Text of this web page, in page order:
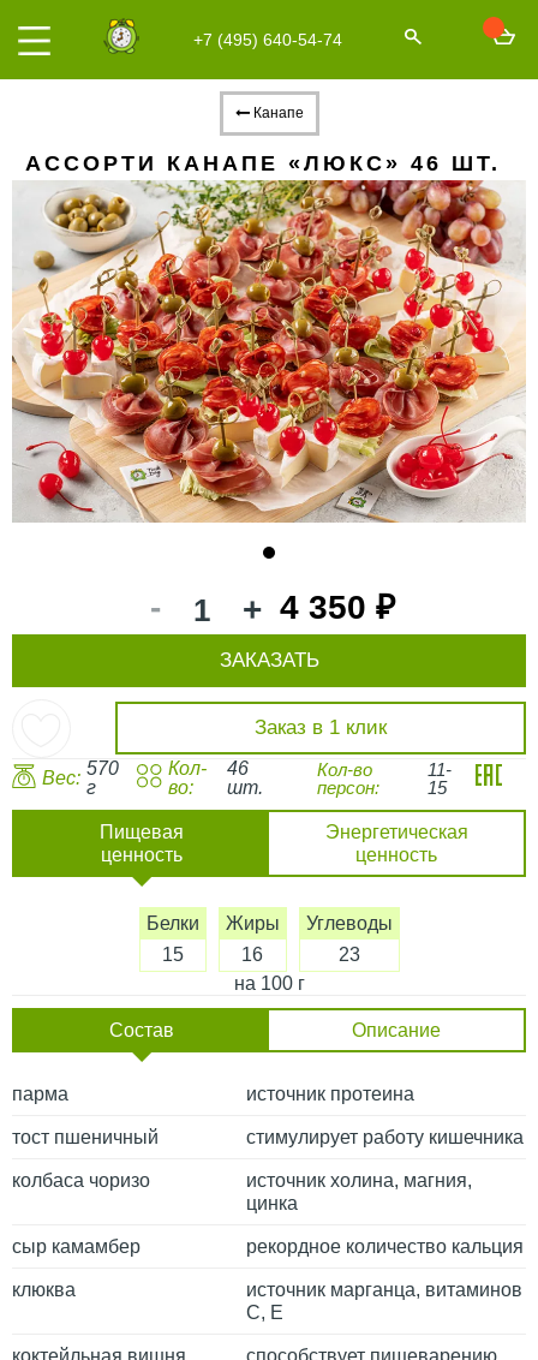
+7 (495) 640-54-74
Канапе
АССОРТИ КАНАПЕ «ЛЮКС» 46 ШТ.
- + 4 350 ₽
Заказ в 1 клик
ЗАКАЗАТЬ
Вес: 570
г
Кол-
во:
46
шт.
Кол-во
персон:
11-
15
Пищевая
ценность
Энергетическая
ценность
Белки
15
Жиры
16
Углеводы
23
на 100 г
Состав Описание
парма источник протеина
тост пшеничный стимулирует работу кишечника
колбаса чоризо
источник холина, магния,
цинка
сыр камамбер рекордное количество кальция
клюква
источник марганца, витаминов
C, E
коктейльная вишня способствует пищеварению